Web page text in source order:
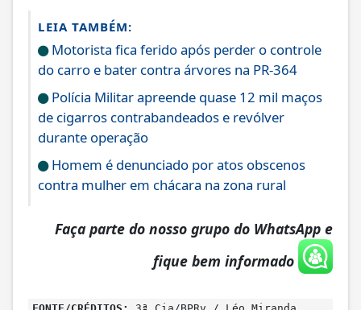
LEIA TAMBÉM:
Motorista fica ferido após perder o controle
do carro e bater contra árvores na PR-364
Polícia Militar apreende quase 12 mil maços
de cigarros contrabandeados e revólver
durante operação
Homem é denunciado por atos obscenos
contra mulher em chácara na zona rural
Faça parte do nosso grupo do WhatsApp e
fique bem informado